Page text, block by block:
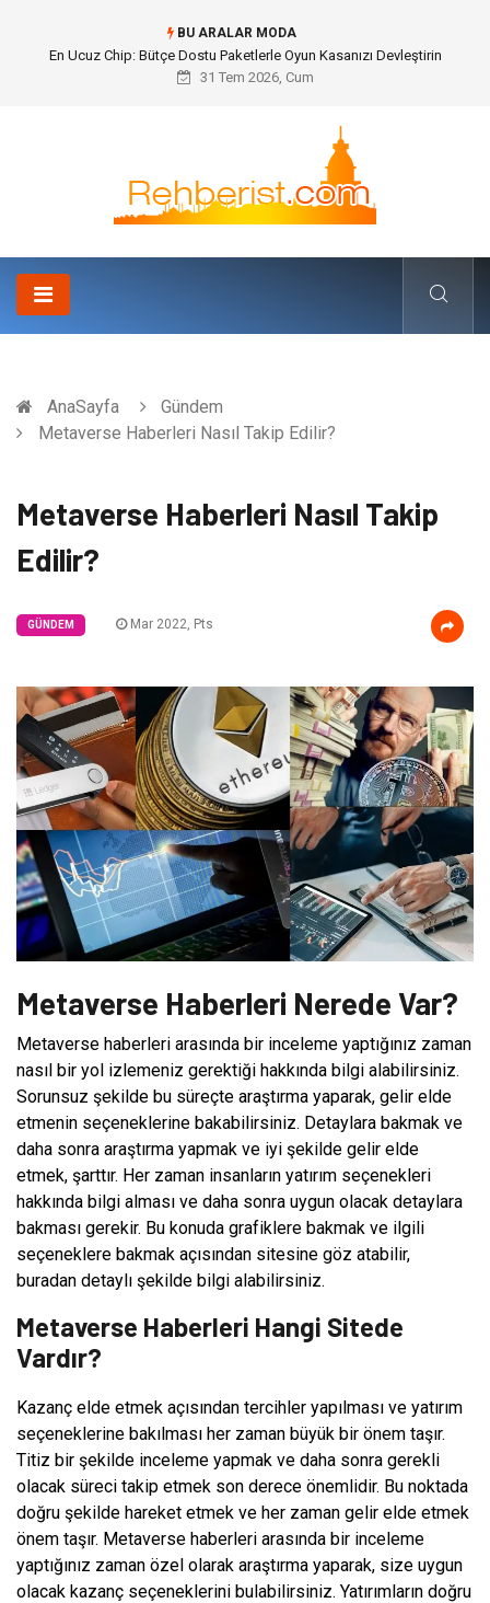
BU ARALAR MODA
Bohem Ev Dekoru Nedir?
31 Tem 2026, Cum
AnaSayfa
Gündem
Metaverse Haberleri Nasıl Takip Edilir?
Metaverse Haberleri Nasıl Takip
Edilir?
GÜNDEM Mar 2022, Pts
Metaverse Haberleri Nerede Var?
Metaverse haberleri arasında bir inceleme yaptığınız zaman
nasıl bir yol izlemeniz gerektiği hakkında bilgi alabilirsiniz.
Sorunsuz şekilde bu süreçte araştırma yaparak, gelir elde
etmenin seçeneklerine bakabilirsiniz. Detaylara bakmak ve
daha sonra araştırma yapmak ve iyi şekilde gelir elde
etmek, şarttır. Her zaman insanların yatırım seçenekleri
hakkında bilgi alması ve daha sonra uygun olacak detaylara
bakması gerekir. Bu konuda grafiklere bakmak ve ilgili
seçeneklere bakmak açısından sitesine göz atabilir,
buradan detaylı şekilde bilgi alabilirsiniz.
Metaverse Haberleri Hangi Sitede
Vardır?
Kazanç elde etmek açısından tercihler yapılması ve yatırım
seçeneklerine bakılması her zaman büyük bir önem taşır.
Titiz bir şekilde inceleme yapmak ve daha sonra gerekli
olacak süreci takip etmek son derece önemlidir. Bu noktada
doğru şekilde hareket etmek ve her zaman gelir elde etmek
önem taşır. Metaverse haberleri arasında bir inceleme
yaptığınız zaman özel olarak araştırma yaparak, size uygun
olacak kazanç seçeneklerini bulabilirsiniz. Yatırımların doğru